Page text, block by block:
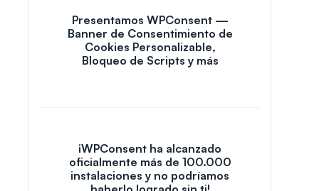
Presentamos WPConsent —
Banner de Consentimiento de
Cookies Personalizable,
Bloqueo de Scripts y más
¡WPConsent ha alcanzado
oficialmente más de 100.000
instalaciones y no podríamos